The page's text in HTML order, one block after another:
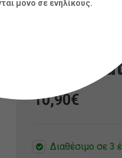
Into
10,90€
Διαθέσιμο σε 3
μόνο σε ενηλίκους.